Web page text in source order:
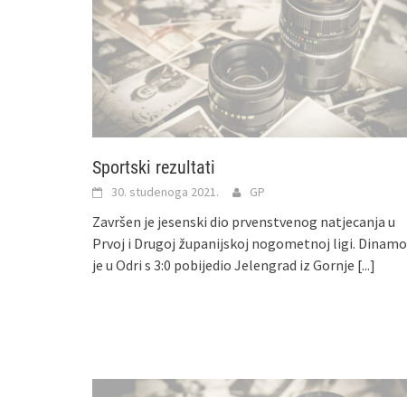
Sportski rezultati
30. studenoga 2021. GP
Završen je jesenski dio prvenstvenog natjecanja u
Prvoj i Drugoj županijskoj nogometnoj ligi. Dinamo
je u Odri s 3:0 pobijedio Jelengrad iz Gornje [...]